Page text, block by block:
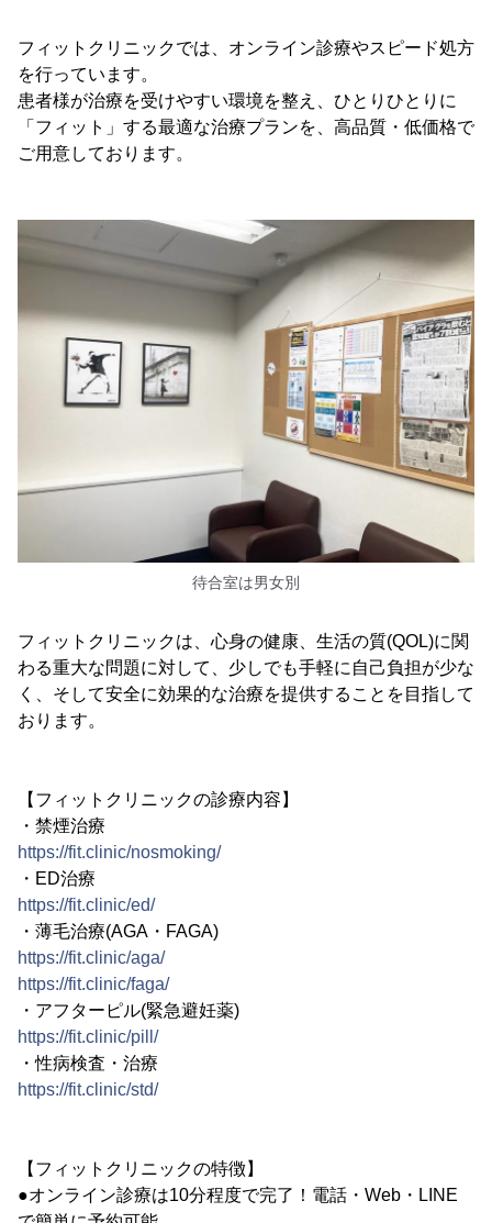
フィットクリニックでは、オンライン診療やスピード処方
を行っています。
患者様が治療を受けやすい環境を整え、ひとりひとりに
「フィット」する最適な治療プランを、高品質・低価格で
ご用意しております。
待合室は男女別
フィットクリニックは、心身の健康、生活の質(QOL)に関
わる重大な問題に対して、少しでも手軽に自己負担が少な
く、そして安全に効果的な治療を提供することを目指して
おります。
【フィットクリニックの診療内容】
・禁煙治療
https://fit.clinic/nosmoking/
・ED治療
https://fit.clinic/ed/
・薄毛治療(AGA・FAGA)
https://fit.clinic/aga/
https://fit.clinic/faga/
・アフターピル(緊急避妊薬)
https://fit.clinic/pill/
・性病検査・治療
https://fit.clinic/std/
【フィットクリニックの特徴】
●オンライン診療は10分程度で完了！電話・Web・LINE